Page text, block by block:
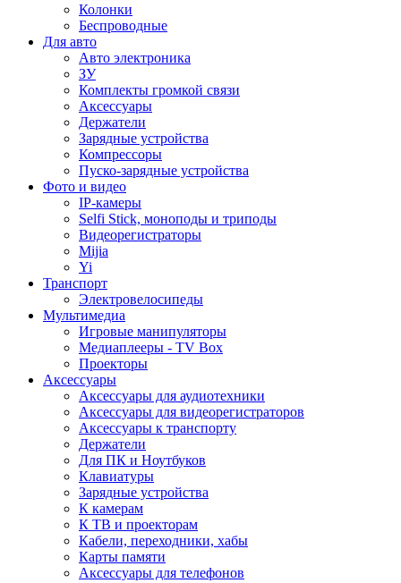
Колонки
Беспроводные
Для авто
Авто электроника
ЗУ
Комплекты громкой связи
Аксессуары
Держатели
Зарядные устройства
Компрессоры
Пуско-зарядные устройства
Фото и видео
IP-камеры
Selfi Stick, моноподы и триподы
Видеорегистраторы
Mijia
Yi
Транспорт
Электровелосипеды
Мультимедиа
Игровые манипуляторы
Медиаплееры - TV Box
Проекторы
Аксессуары
Аксессуары для аудиотехники
Аксессуары для видеорегистраторов
Аксессуары к транспорту
Держатели
Для ПК и Ноутбуков
Клавиатуры
Зарядные устройства
К камерам
К ТВ и проекторам
Кабели, переходники, хабы
Карты памяти
Аксессуары для телефонов